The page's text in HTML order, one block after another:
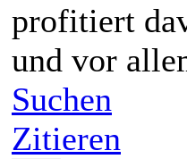
profitiert
und vor
Suchen
Zitieren